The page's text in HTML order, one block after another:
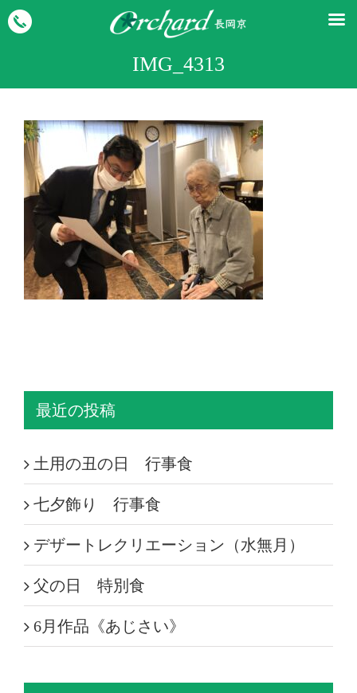
IMG_4313
最近の投稿
土用の丑の日 行事食
七夕飾り 行事食
デザートレクリエーション（水無月）
父の日 特別食
6月作品《あじさい》